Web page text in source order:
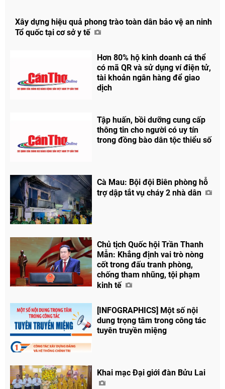
Xây dựng hiệu quả phong trào toàn dân bảo vệ an ninh
Tổ quốc tại cơ sở y tế
Hơn 80% hộ kinh doanh cá thể
có mã QR và sử dụng ví điện tử,
tài khoản ngân hàng để giao
dịch
Tập huấn, bồi dưỡng cung cấp
thông tin cho người có uy tín
trong đồng bào dân tộc thiểu số
Cà Mau: Bội đội Biên phòng hỗ
trợ dập tắt vụ cháy 2 nhà dân
Chủ tịch Quốc hội Trần Thanh
Mẫn: Khẳng định vai trò nòng
cốt trong đấu tranh phòng,
chống tham nhũng, tội phạm
kinh tế
[INFOGRAPHICS] Một số nội
dung trọng tâm trong công tác
tuyên truyền miệng
Khai mạc Đại giới đàn Bửu Lai